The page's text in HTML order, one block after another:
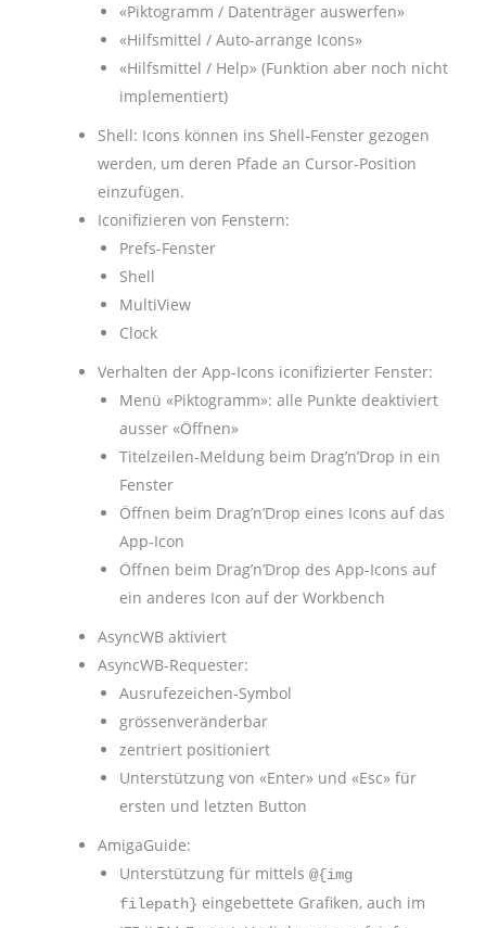
«Piktogramm / Datenträger auswerfen»
«Hilfsmittel / Auto-arrange Icons»
«Hilfsmittel / Help» (Funktion aber noch nicht
implementiert)
Shell: Icons können ins Shell-Fenster gezogen
werden, um deren Pfade an Cursor-Position
einzufügen.
Iconifizieren von Fenstern:
Prefs-Fenster
Shell
MultiView
Clock
Verhalten der App-Icons iconifizierter Fenster:
Menü «Piktogramm»: alle Punkte deaktiviert
ausser «Öffnen»
Titelzeilen-Meldung beim Drag’n’Drop in ein
Fenster
Öffnen beim Drag’n’Drop eines Icons auf das
App-Icon
Öffnen beim Drag’n’Drop des App-Icons auf
ein anderes Icon auf der Workbench
AsyncWB aktiviert
AsyncWB-Requester:
Ausrufezeichen-Symbol
grössenveränderbar
zentriert positioniert
Unterstützung von «Enter» und «Esc» für
ersten und letzten Button
AmigaGuide:
Unterstützung für mittels @{img
filepath} eingebettete Grafiken, auch im